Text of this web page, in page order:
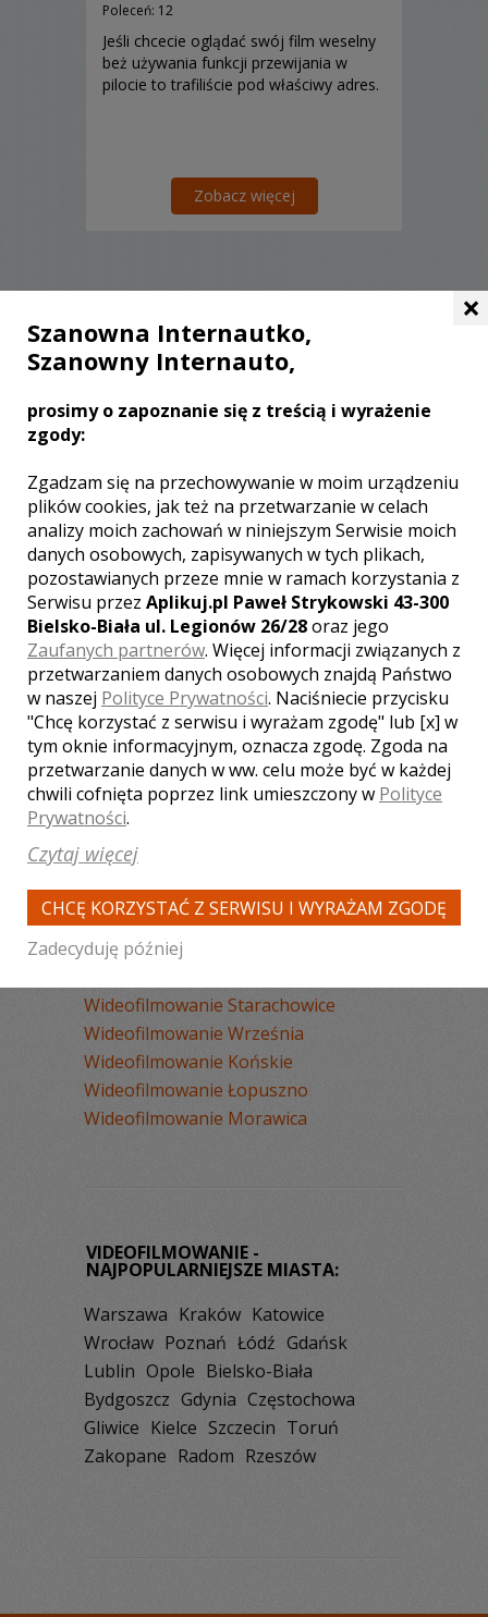
Poleceń: 12
Jeśli chcecie oglądać swój film weselny
beż używania funkcji przewijania w
pilocie to trafiliście pod właściwy adres.
Zobacz więcej
ZOBACZ LISTĘ KAMERZYSTÓW Z
INNYCH MIAST:
Wideofilmowanie Kielce
Wideofilmowanie Sandomierz
Wideofilmowanie Ostrowiec
Świętokrzyski
Wideofilmowanie Busko-Zdrój
Wideofilmowanie Jędrzejów
Wideofilmowanie Połaniec
Wideofilmowanie Skarżysko-
Kamienna
Wideofilmowanie Staszów
Wideofilmowanie Kazimierza Wielka
Wideofilmowanie Opatów
Wideofilmowanie Włoszczowa
Wideofilmowanie Kraśnik
Wideofilmowanie Piła
Wideofilmowanie Starachowice
Wideofilmowanie Września
Wideofilmowanie Końskie
Wideofilmowanie Łopuszno
Wideofilmowanie Morawica
VIDEOFILMOWANIE -
NAJPOPULARNIEJSZE MIASTA:
Warszawa Kraków Katowice
Wrocław Poznań Łódź Gdańsk
Lublin Opole Bielsko-Biała
Bydgoszcz Gdynia Częstochowa
Gliwice Kielce Szczecin Toruń
Zakopane Radom Rzeszów
×
Szanowna Internautko,
Szanowny Internauto,
prosimy o zapoznanie się z treścią i wyrażenie
zgody:
Zgadzam się na przechowywanie w moim urządzeniu
plików cookies, jak też na przetwarzanie w celach
analizy moich zachowań w niniejszym Serwisie moich
danych osobowych, zapisywanych w tych plikach,
pozostawianych przeze mnie w ramach korzystania z
Serwisu przez Aplikuj.pl Paweł Strykowski 43-300
Bielsko-Biała ul. Legionów 26/28oraz jego
Zaufanych partnerów. Więcej informacji związanych z
przetwarzaniem danych osobowych znajdą Państwo
w naszej Polityce Prywatności. Naciśniecie przycisku
"Chcę korzystać z serwisu i wyrażam zgodę" lub [x] w
tym oknie informacyjnym, oznacza zgodę. Zgoda na
przetwarzanie danych w ww. celu może być w każdej
chwili cofnięta poprzez link umieszczony w Polityce
Prywatności.
Czytaj więcej
CHCĘ KORZYSTAĆ Z SERWISU I WYRAŻAM ZGODĘ
Zadecyduję później